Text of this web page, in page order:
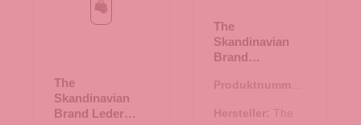
tan
The
Skandinavian
Brand Leder
The
Skandinavian
Brand
Crossbody Bag
Produktnummer:
Hersteller: The